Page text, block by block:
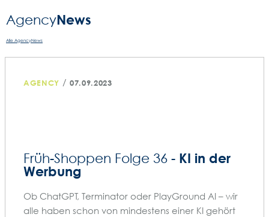
Agency­News
Alle AgencyNews
AGENCY /07.09.2023
Früh-Shoppen Folge 36 - KI in der
Werbung
Ob ChatGPT, Terminator oder PlayGround AI – wir
alle haben schon von mindestens einer KI gehört